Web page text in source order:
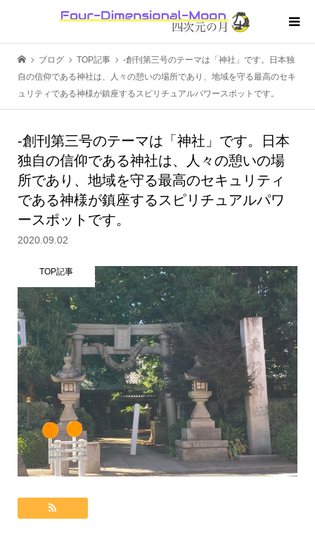
ブログ TOP記事
-創刊第三号のテーマは「神社」です。日本独
自の信仰である神社は、人々の憩いの場所であり、地域を守る最高のセキ
ュリティである神様が鎮座するスピリチュアルパワースポットです。
-創刊第三号のテーマは「神社」です。日本
独自の信仰である神社は、人々の憩いの場
所であり、地域を守る最高のセキュリティ
である神様が鎮座するスピリチュアルパワ
ースポットです。
2020.09.02
TOP記事